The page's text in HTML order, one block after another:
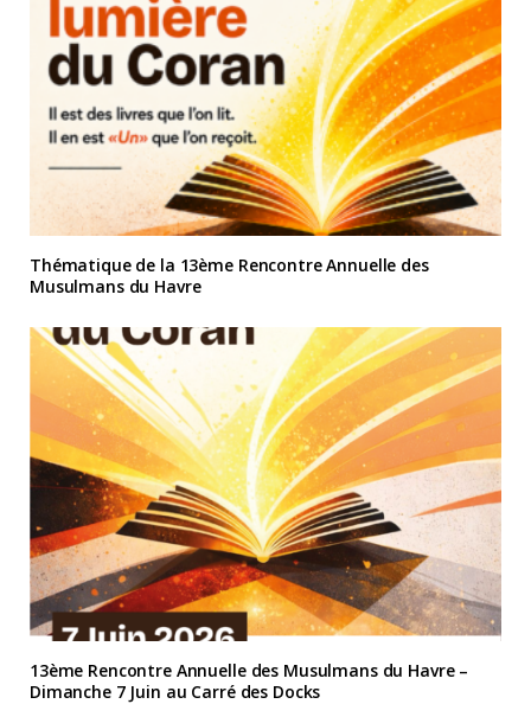
Thématique de la 13ème Rencontre Annuelle des
Musulmans du Havre
13ème Rencontre Annuelle des Musulmans du Havre –
Dimanche 7 Juin au Carré des Docks